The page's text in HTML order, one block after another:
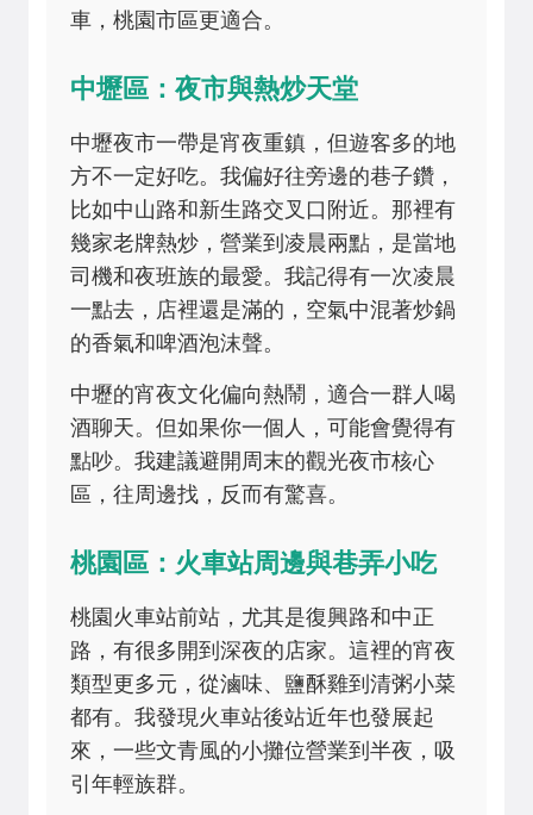
車，桃園市區更適合。
中壢區：夜市與熱炒天堂
中壢夜市一帶是宵夜重鎮，但遊客多的地
方不一定好吃。我偏好往旁邊的巷子鑽，
比如中山路和新生路交叉口附近。那裡有
幾家老牌熱炒，營業到凌晨兩點，是當地
司機和夜班族的最愛。我記得有一次凌晨
一點去，店裡還是滿的，空氣中混著炒鍋
的香氣和啤酒泡沫聲。
中壢的宵夜文化偏向熱鬧，適合一群人喝
酒聊天。但如果你一個人，可能會覺得有
點吵。我建議避開周末的觀光夜市核心
區，往周邊找，反而有驚喜。
桃園區：火車站周邊與巷弄小吃
桃園火車站前站，尤其是復興路和中正
路，有很多開到深夜的店家。這裡的宵夜
類型更多元，從滷味、鹽酥雞到清粥小菜
都有。我發現火車站後站近年也發展起
來，一些文青風的小攤位營業到半夜，吸
引年輕族群。